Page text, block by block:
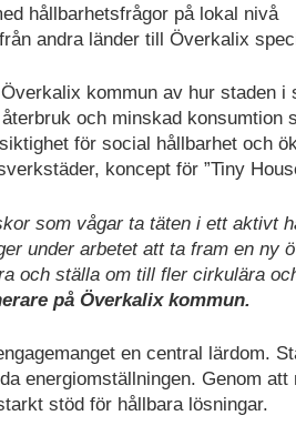
hållbarhetsfrågor på lokal nivå
andra länder till Överkalix
kommun av hur staden
och minskad konsumtion
för social hållbarhet och
koncept för ”Tiny
som vågar ta täten i ett aktivt
under arbetet att ta fram en ny
och ställa om till fler cirkulära
på Överkalix kommun.
en central lärdom.
energiomställningen. Genom
stöd för hållbara lösningar.